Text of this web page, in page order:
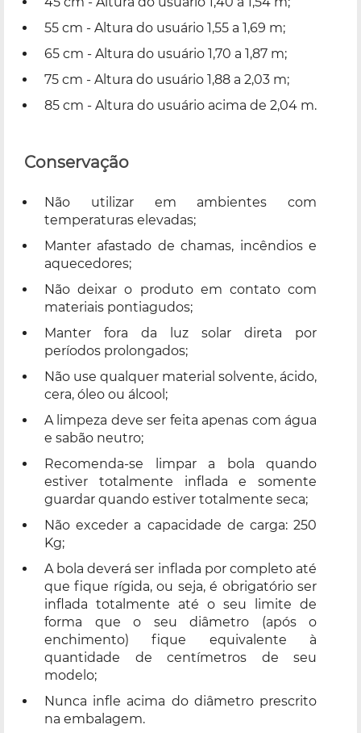
55 cm - Altura do usuário 1,55 a 1,69 m;
65 cm - Altura do usuário 1,70 a 1,87 m;
75 cm - Altura do usuário 1,88 a 2,03 m;
85 cm - Altura do usuário acima de 2,04 m.
Conservação
Não utilizar em ambientes com
temperaturas elevadas;
Manter afastado de chamas, incêndios e
aquecedores;
Não deixar o produto em contato com
materiais pontiagudos;
Manter fora da luz solar direta por
períodos prolongados;
Não use qualquer material solvente, ácido,
cera, óleo ou álcool;
A limpeza deve ser feita apenas com água
e sabão neutro;
Recomenda-se limpar a bola quando
estiver totalmente inflada e somente
guardar quando estiver totalmente seca;
Não exceder a capacidade de carga: 250
Kg;
A bola deverá ser inflada por completo até
que fique rígida, ou seja, é obrigatório ser
inflada totalmente até o seu limite de
forma que o seu diâmetro (após o
enchimento) fique equivalente à
quantidade de centímetros de seu
modelo;
Nunca infle acima do diâmetro prescrito
na embalagem.